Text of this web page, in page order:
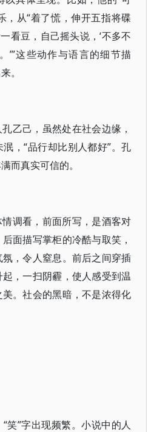
，从“着了慌，伸开五指将碟
看豆，自己摇头说，‘不多不
’”这些动作与语言的细节描
。
乙己，虽然处在社会边缘，
，“品行却比别人都好”。孔
而真实可信的。
调看，前面所写，是酒客对
面描写掌柜的冷酷与取笑，
，令人窒息。前后之间穿插
，一扫阴霾，使人感受到温
。社会的黑暗，不是浓得化
笑”字出现频繁。小说中的人